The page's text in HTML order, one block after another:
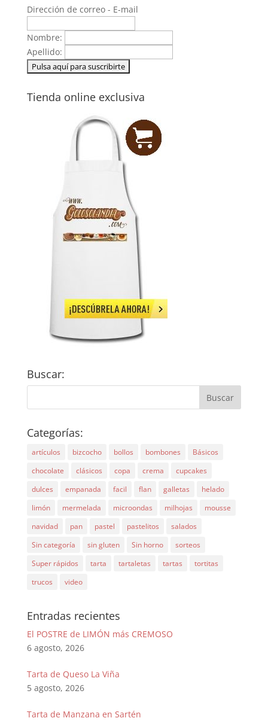
Dirección de correo - E-mail
Nombre:
Apellido:
Tienda online exclusiva
Buscar:
Categorías:
artículos bizcocho bollos bombones
Básicos
chocolate
clásicos copa crema
cupcakes
dulces
empanada facil flan galletas
helado
limón
mermelada microondas milhojas
mousse
navidad
pan pastel pastelitos
salados
Sin categoría
sin gluten Sin horno
sorteos
Super rápidos
tarta tartaletas tartas
tortitas
trucos
video
Entradas recientes
El POSTRE de LIMÓN más CREMOSO
6 agosto, 2026
Tarta de Queso La Viña
5 agosto, 2026
Tarta de Manzana en Sartén